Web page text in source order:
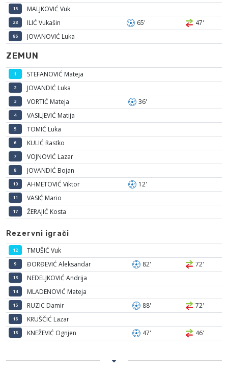
15 MALJKOVIĆ Vuk
28 ILIĆ Vukašin 65' 47'
86 JOVANOVIĆ Luka
ZEMUN
1 STEFANOVIĆ Mateja
2 JOVANDIĆ Luka
3 VORTIĆ Mateja 36'
4 VASILJEVIĆ Matija
5 TOMIĆ Luka
6 KULIĆ Rastko
7 VOJNOVIĆ Lazar
8 JOVANDIĆ Bojan
10 AHMETOVIĆ Viktor 12'
11 VASIĆ Mario
17 ŽERAJIĆ Kosta
Rezervni igrači
12 TMUŠIĆ Vuk
9 ĐORĐEVIĆ Aleksandar 82' 72'
13 NEDELJKOVIĆ Andrija
14 MLADENOVIĆ Mateja
15 RUZIC Damir 88' 72'
16 KRUŠČIĆ Lazar
18 KNEŽEVIĆ Ognjen 47' 46'